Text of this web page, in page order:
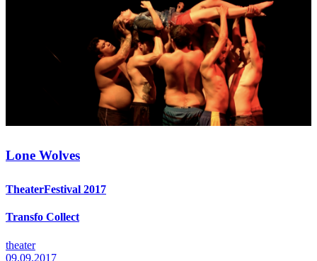
Lone Wolves
TheaterFestival 2017
Transfo Collect
theater
09.09.2017